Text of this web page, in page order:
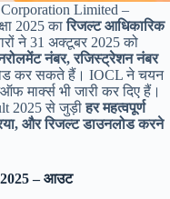
Limited –
2025 कारिजल्ट आधिकारिक
ने 31 अक्टूबर 2025 को
नंबर, रजिस्ट्रेशन नंबर
कर सकते हैं। IOCL ने चयन
मार्क्स भी जारी कर दिए हैं।
2025 से जुड़ीहर महत्वपूर्ण
और रिजल्ट डाउनलोड करने
– आउट